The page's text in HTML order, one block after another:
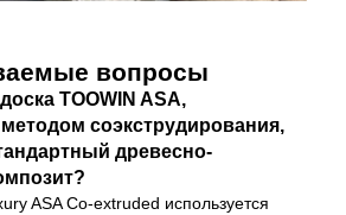
вопросы
TOOWIN ASA,
соэкструдирования,
древесно-
ASA Co-extruded используется